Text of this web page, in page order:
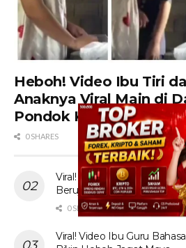
Heboh! Video Ibu Tiri
Anaknya Viral Main di
Pondok Kebun Sawit
0 SHARES
Viral! Tante Prank Ojol di
Berujung Tak Terduga
0 SHARES
Viral! Video Ibu Guru